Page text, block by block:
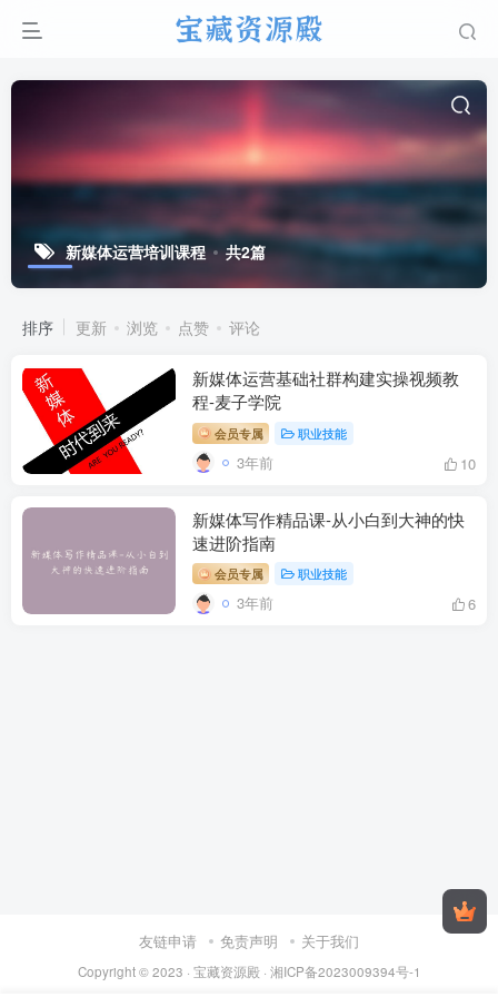
新媒体运营培训课程 共2篇
排序 更新 浏览 点赞 评论
新媒体运营基础社群构建实操视频教
程-麦子学院
会员专属 职业技能
3年前 10
新媒体写作精品课-从小白到大神的快
速进阶指南
会员专属 职业技能
3年前 6
友链申请 免责声明 关于我们
Copyright © 2023 · 宝藏资源殿· 湘ICP备2023009394号-1